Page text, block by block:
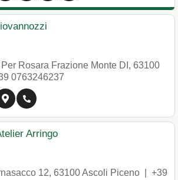
Rosara Frazione Monte DI , 63100
0763246237
Arringo
12, 63100Ascoli Piceno
+39